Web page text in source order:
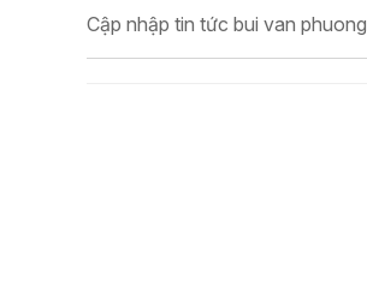
Cập nhập tin tức bui van phuong